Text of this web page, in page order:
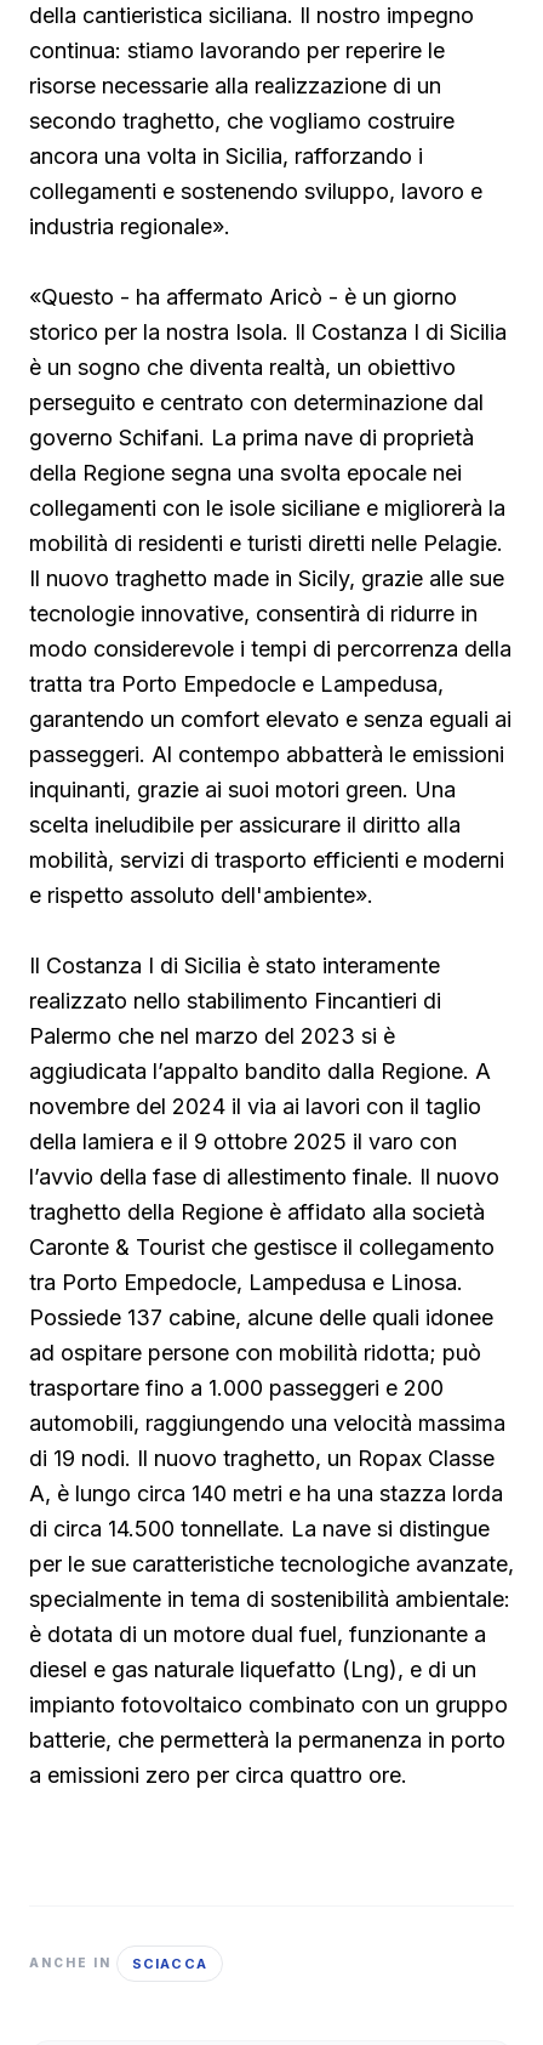
della cantieristica siciliana. Il nostro impegno
continua: stiamo lavorando per reperire le
risorse necessarie alla realizzazione di un
secondo traghetto, che vogliamo costruire
ancora una volta in Sicilia, rafforzando i
collegamenti e sostenendo sviluppo, lavoro e
industria regionale».
«Questo - ha affermato Aricò - è un giorno
storico per la nostra Isola. Il Costanza I di Sicilia
è un sogno che diventa realtà, un obiettivo
perseguito e centrato con determinazione dal
governo Schifani. La prima nave di proprietà
della Regione segna una svolta epocale nei
collegamenti con le isole siciliane e migliorerà la
mobilità di residenti e turisti diretti nelle Pelagie.
Il nuovo traghetto made in Sicily, grazie alle sue
tecnologie innovative, consentirà di ridurre in
modo considerevole i tempi di percorrenza della
tratta tra Porto Empedocle e Lampedusa,
garantendo un comfort elevato e senza eguali ai
passeggeri. Al contempo abbatterà le emissioni
inquinanti, grazie ai suoi motori green. Una
scelta ineludibile per assicurare il diritto alla
mobilità, servizi di trasporto efficienti e moderni
e rispetto assoluto dell'ambiente».
Il Costanza I di Sicilia è stato interamente
realizzato nello stabilimento Fincantieri di
Palermo che nel marzo del 2023 si è
aggiudicata l’appalto bandito dalla Regione. A
novembre del 2024 il via ai lavori con il taglio
della lamiera e il 9 ottobre 2025 il varo con
l’avvio della fase di allestimento finale. Il nuovo
traghetto della Regione è affidato alla società
Caronte & Tourist che gestisce il collegamento
tra Porto Empedocle, Lampedusa e Linosa.
Possiede 137 cabine, alcune delle quali idonee
ad ospitare persone con mobilità ridotta; può
trasportare fino a 1.000 passeggeri e 200
automobili, raggiungendo una velocità massima
di 19 nodi. Il nuovo traghetto, un Ropax Classe
A, è lungo circa 140 metri e ha una stazza lorda
di circa 14.500 tonnellate. La nave si distingue
per le sue caratteristiche tecnologiche avanzate,
specialmente in tema di sostenibilità ambientale:
è dotata di un motore dual fuel, funzionante a
diesel e gas naturale liquefatto (Lng), e di un
impianto fotovoltaico combinato con un gruppo
batterie, che permetterà la permanenza in porto
a emissioni zero per circa quattro ore.
ANCHE IN SCIACCA